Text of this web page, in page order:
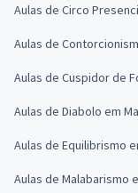
Aulas de Circo
Aulas de
Aulas de Cuspidor de
Aulas de Diabolo em
Aulas de Equilibrismo
Aulas de Malabarismo